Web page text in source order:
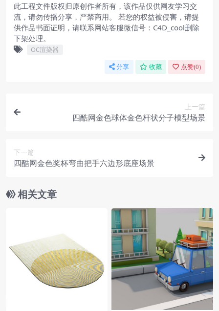
此工程文件版权归原创作者所有，该作品仅供网友学习交
流，请勿传播分享，严禁商用。 若您的权益被侵害，请提
供作品书面证明，请联系网站客服微信号：C4D_cool删除
下架处理。
OC渲染器
分享 收藏 点赞(0)
上一篇
四酷网金色球体金色杆状分子模型场景
下一篇
四酷网金色奖杯弯曲把手六边形底座场景
相关文章